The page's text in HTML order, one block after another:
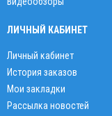
ЛИЧНЫЙ КАБИНЕТ
Личный кабинет
История заказов
Мои закладки
Рассылка новостей